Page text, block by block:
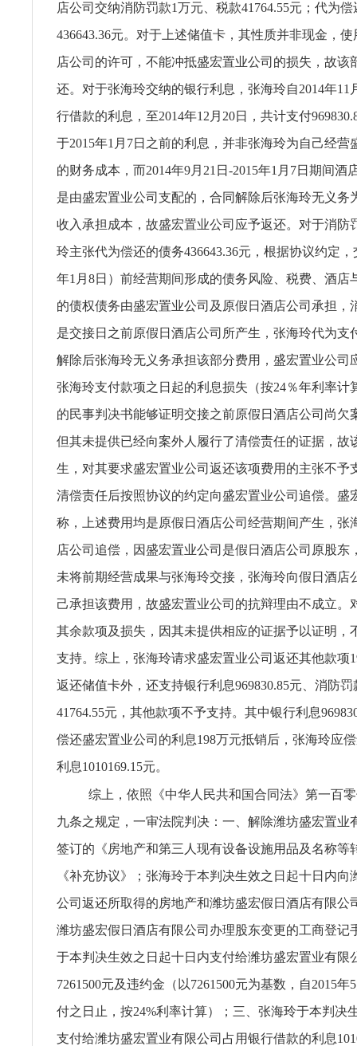
店公司交纳消防罚款1万元、税款41764.55元；代为
436643.36元。对于上述储值卡，其性质并非现金，
店公司的许可，不能冲抵盛宏置业公司的损失，故该
还。对于张海玲交纳的银行利息，张海玲自2014年11
行借款的利息，至2014年12月20日，共计支付
于2015年1月7日之前的利息，并非张海玲为自己经营
的财务成本，而2014年9月21日-2015年1月7日期间酒
是由盛宏置业公司支配的，合同解除后张海玲无义务
收入承担成本，故盛宏置业公司应予返还。对于消防
玲主张代为偿还的债务436643.36元，根据协议约定，
年1月8日）前经营期间形成的债务风险、税费、酒店
的债权债务由盛宏置业公司及原假日酒店公司承担，
是交接日之前原假日酒店公司所产生，张海玲代为支
解除后张海玲无义务承担该部分费用，盛宏置业公司
张海玲支付款项之日起的利息损失（按24％年利率计
的民事判决书能够证明交接之前原假日酒店公司尚欠
但其未提供已经向案外人履行了清偿责任的证据，故
生，对其要求盛宏置业公司返还该项费用的主张不予
清偿责任后按照协议的约定向盛宏置业公司追偿。盛
称，上述费用均是原假日酒店公司经营期间产生，张
店公司追偿，因盛宏置业公司是假日酒店公司原股东
未将前期经营成果与张海玲交接，张海玲向假日酒店
己承担该费用，故盛宏置业公司的抗辩理由不成立。
其余款项及损失，因其未提供相应的证据予以证明，
支持。综上，张海玲请求盛宏置业公司返还其他款项
返还储值卡外，还支持银行利息969830.85元、消防
41764.55元，其他款项不予支持。其中银行利息
偿还盛宏置业公司的利息198万元抵销后，张海玲应
利息1010169.15元。
综上，依照《中华人民共和国合同法》第一百
九条之规定，一审法院判决：一、解除潍坊盛宏置业
签订的《房地产和第三人现有设备设施用品及名称等
《补充协议》；张海玲于本判决生效之日起十日内向
公司返还所取得的房地产和潍坊盛宏假日酒店有限公
潍坊盛宏假日酒店有限公司办理股东变更的工商登记
于本判决生效之日起十日内支付给潍坊盛宏置业有限
7261500元及违约金（以7261500元为基数，自2015年
付之日止，按24%利率计算）；三、张海玲于本判决
支付给潍坊盛宏置业有限公司占用银行借款的利息